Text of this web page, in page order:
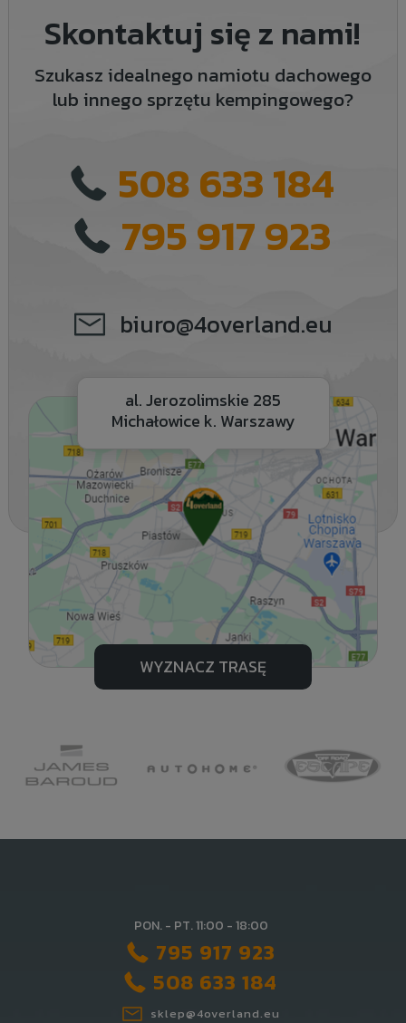
Skontaktuj się z nami!
Szukasz idealnego namiotu dachowego
lub innego sprzętu kempingowego?
508 633 184
795 917 923
biuro@4overland.eu
al. Jerozolimskie 285
Michałowice k. Warszawy
WYZNACZ TRASĘ
PON. - PT. 11:00 - 18:00
795 917 923
508 633 184
sklep@4overland.eu